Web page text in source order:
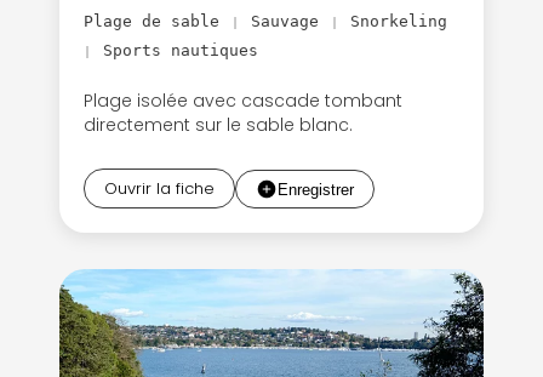
Plage de sable Sauvage Snorkeling
Sports nautiques
Plage isolée avec cascade tombant
directement sur le sable blanc.
Ouvrir la fiche